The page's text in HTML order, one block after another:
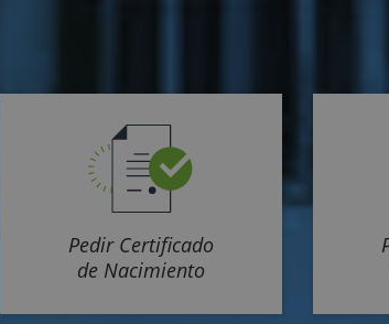
Pedir Certificado
de Nacimiento